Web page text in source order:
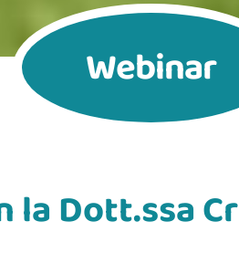
Webinar
la Dott.ssa